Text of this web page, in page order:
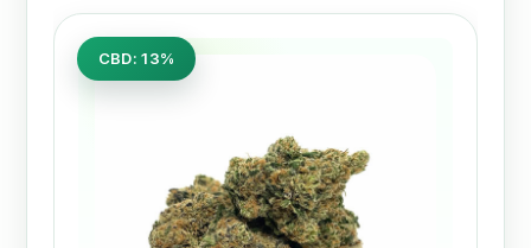
CBD: 13%